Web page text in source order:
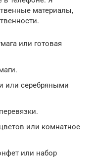
материалы,
или готовая
или серебряными
или комнатное
или набор